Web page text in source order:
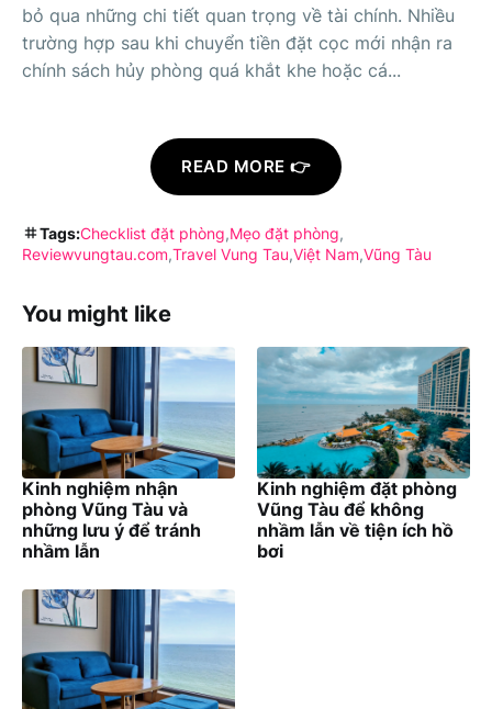
bỏ qua những chi tiết quan trọng về tài chính. Nhiều
trường hợp sau khi chuyển tiền đặt cọc mới nhận ra
chính sách hủy phòng quá khắt khe hoặc cá...
READ MORE 👉
Tags:Checklist đặt phòng Mẹo đặt phòng
Reviewvungtau.com Travel Vung Tau Việt Nam Vũng Tàu
You might like
Kinh nghiệm nhận
phòng Vũng Tàu và
những lưu ý để tránh
nhầm lẫn
Kinh nghiệm đặt phòng
Vũng Tàu để không
nhầm lẫn về tiện ích hồ
bơi